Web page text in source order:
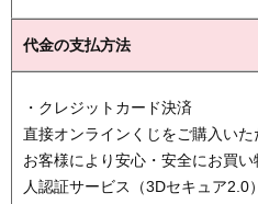
代金の支払方法
・クレジットカード決済
直接オンラインくじをご購入いた
お客様により安心・安全にお買
人認証サービス（3Dセキュア2.0